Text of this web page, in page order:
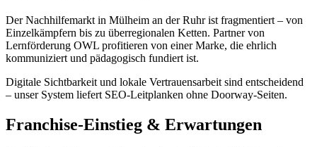
Der Nachhilfemarkt in Mülheim an der Ruhr ist fragmentiert – von
Einzelkämpfern bis zu überregionalen Ketten. Partner von
Lernförderung OWL profitieren von einer Marke, die ehrlich
kommuniziert und pädagogisch fundiert ist.
Digitale Sichtbarkeit und lokale Vertrauensarbeit sind entscheidend
– unser System liefert SEO-Leitplanken ohne Doorway-Seiten.
Franchise-Einstieg & Erwartungen